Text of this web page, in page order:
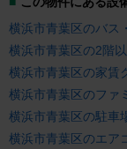
横浜市青葉区のバス
横浜市青葉区の2階
横浜市青葉区の家賃
横浜市青葉区のファ
横浜市青葉区の駐車
横浜市青葉区のエア